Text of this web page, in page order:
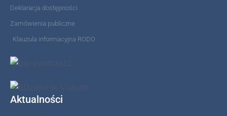
Deklaracja dostępności
Zamówienia publiczne
Klauzula informacyjna RODO
Aktualności